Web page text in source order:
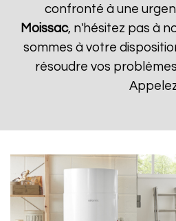
confronté à une
Moissac, n'hésitez pas à
sommes à votre
résoudre vos